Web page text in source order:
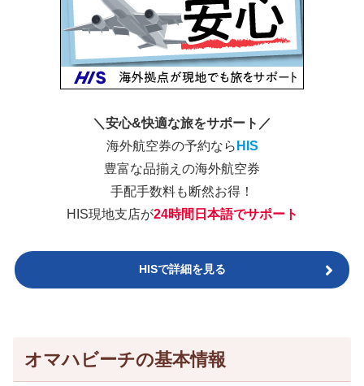
＼安心&快適な旅をサポート／
海外航空券の予約なら HIS
豊富な品揃えの海外航空券
手配手数料も断然お得！
HIS現地支店が24時間日本語でサポート
HISで詳細を見る
オマハビーチの基本情報